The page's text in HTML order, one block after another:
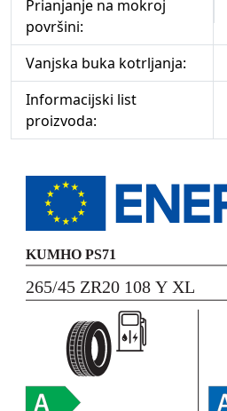
Prianjanje na mokroj
površini:
Vanjska buka kotrljanja:
Informacijski list
proizvoda: